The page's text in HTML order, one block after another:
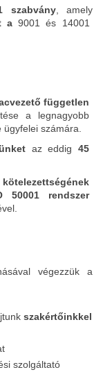
szabvány, amely
a9001 és 14001
független
a legnagyobb
ügyfelei számára.
az eddig45
50001 rendszer
végezzük a
szakértőinkkel
szolgáltató